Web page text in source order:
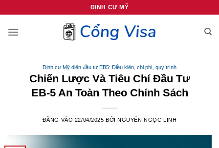
nội
ĐỊNH CƯ MỸ
Định cư Mỹ diện đầu tư EB5: Điều kiện, chi phí, quy trình
Chiến Lược Và Tiêu Chí Đầu Tư
EB-5 An Toàn Theo Chính Sách
ĐĂNG VÀO 22/04/2025 BỞINGUYỄN NGỌC LINH